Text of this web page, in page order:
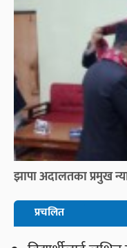
झापा अदालतका प्रमुख
प्रचलित